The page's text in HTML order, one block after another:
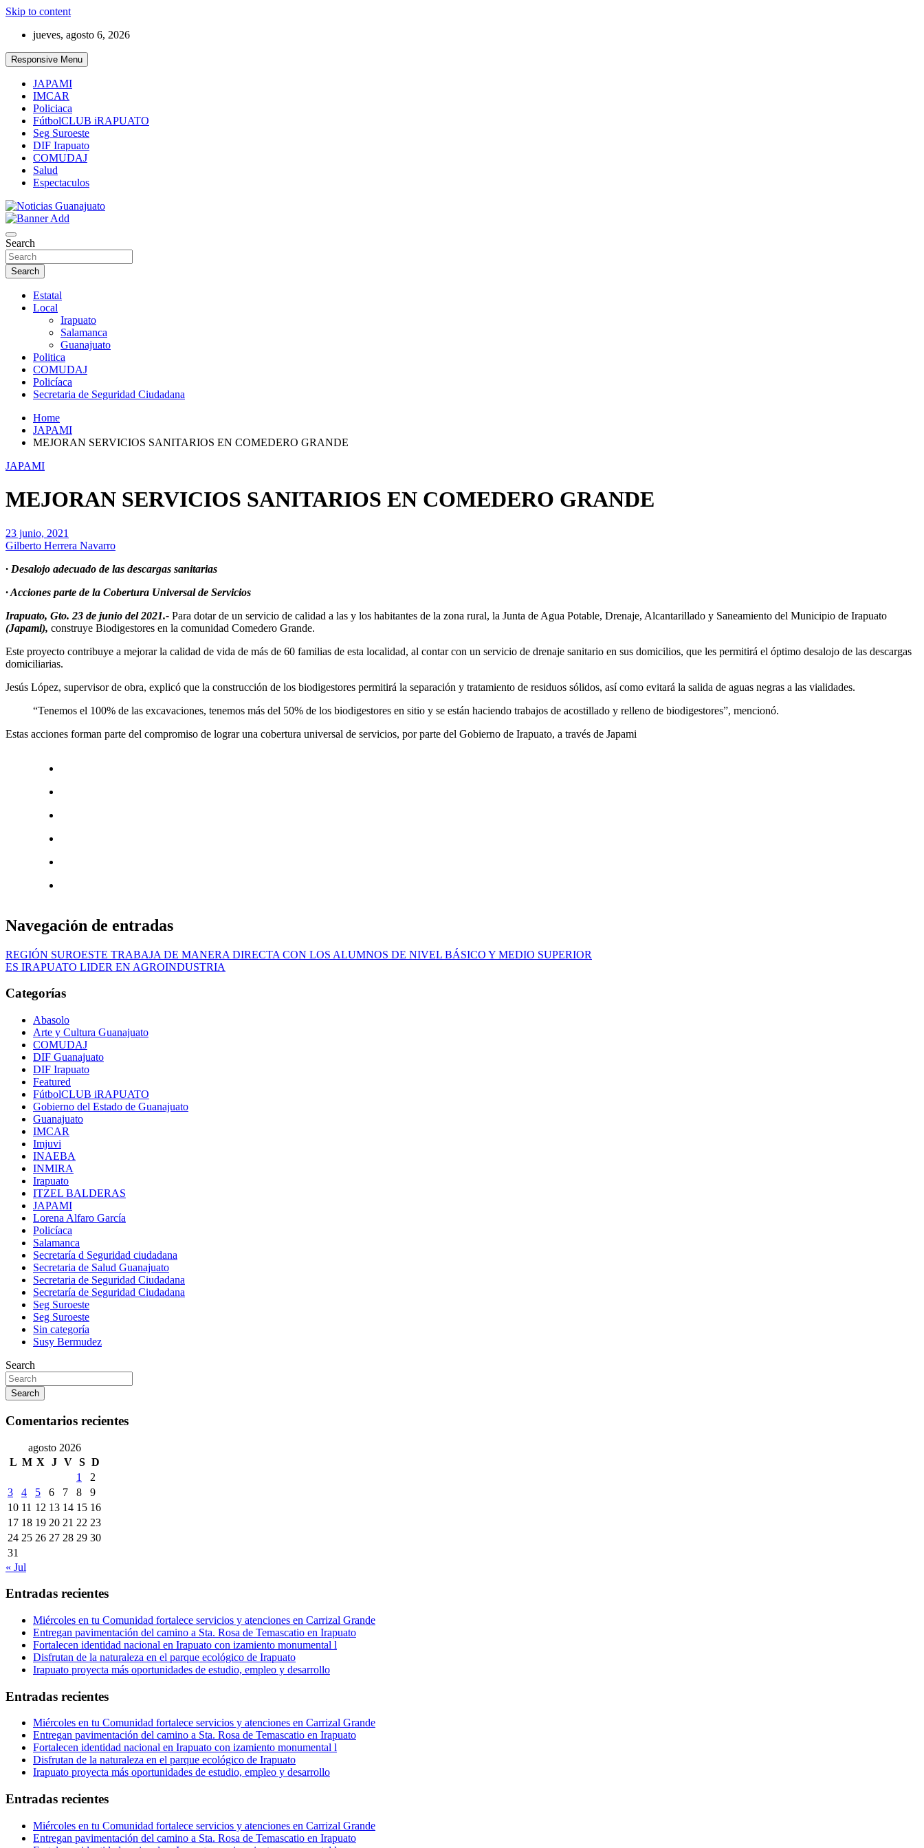
Skip to content
jueves, agosto 6, 2026
Responsive Menu
JAPAMI
IMCAR
Policiaca
FútbolCLUB iRAPUATO
Seg Suroeste
DIF Irapuato
COMUDAJ
Salud
Espectaculos
Noticias Guanajuato
Search
Search
Estatal
Local
Irapuato
Salamanca
Guanajuato
Politica
COMUDAJ
Policíaca
Secretaria de Seguridad Ciudadana
Home
JAPAMI
MEJORAN SERVICIOS SANITARIOS EN COMEDERO GRANDE
JAPAMI
MEJORAN SERVICIOS SANITARIOS EN COMEDERO GRANDE
23 junio, 2021
Gilberto Herrera Navarro
· Desalojo adecuado de las descargas sanitarias
· Acciones parte de la Cobertura Universal de Servicios
Irapuato, Gto. 23 de junio del 2021.- Para dotar de un servicio de calidad a las y los habitantes de la zona rural, la Junta de Agua Potable, Drenaje, Alcantarillado y Saneamiento del Municipio de Irapuato
(Japami), construye Biodigestores en la comunidad Comedero Grande.
Este proyecto contribuye a mejorar la calidad de vida de más de 60 familias de esta localidad, al contar con un servicio de drenaje sanitario en sus domicilios, que les permitirá el óptimo desalojo de las descargas
domiciliarias.
Jesús López, supervisor de obra, explicó que la construcción de los biodigestores permitirá la separación y tratamiento de residuos sólidos, así como evitará la salida de aguas negras a las vialidades.
“Tenemos el 100% de las excavaciones, tenemos más del 50% de los biodigestores en sitio y se están haciendo trabajos de acostillado y relleno de biodigestores”, mencionó.
Estas acciones forman parte del compromiso de lograr una cobertura universal de servicios, por parte del Gobierno de Irapuato, a través de Japami
Navegación de entradas
REGIÓN SUROESTE TRABAJA DE MANERA DIRECTA CON LOS ALUMNOS DE NIVEL BÁSICO Y MEDIO SUPERIOR
ES IRAPUATO LIDER EN AGROINDUSTRIA
Categorías
Abasolo
Arte y Cultura Guanajuato
COMUDAJ
DIF Guanajuato
DIF Irapuato
Featured
FútbolCLUB iRAPUATO
Gobierno del Estado de Guanajuato
Guanajuato
IMCAR
Imjuvi
INAEBA
INMIRA
Irapuato
ITZEL BALDERAS
JAPAMI
Lorena Alfaro García
Policíaca
Salamanca
Secretaría d Seguridad ciudadana
Secretaria de Salud Guanajuato
Secretaria de Seguridad Ciudadana
Secretaría de Seguridad Ciudadana
Seg Suroeste
Seg Suroeste
Sin categoría
Susy Bermudez
Search
Search
Comentarios recientes
agosto 2026
L M X J V S D
1
2
3
4 5 6 7 8
9
10 11 12 13 14 15 16
17 18 19 20 21 22 23
24 25 26 27 28 29 30
31
« Jul
Entradas recientes
Miércoles en tu Comunidad fortalece servicios y atenciones en Carrizal Grande
Entregan pavimentación del camino a Sta. Rosa de Temascatio en Irapuato
Fortalecen identidad nacional en Irapuato con izamiento monumental l
Disfrutan de la naturaleza en el parque ecológico de Irapuato
Irapuato proyecta más oportunidades de estudio, empleo y desarrollo
Entradas recientes
Miércoles en tu Comunidad fortalece servicios y atenciones en Carrizal Grande
Entregan pavimentación del camino a Sta. Rosa de Temascatio en Irapuato
Fortalecen identidad nacional en Irapuato con izamiento monumental l
Disfrutan de la naturaleza en el parque ecológico de Irapuato
Irapuato proyecta más oportunidades de estudio, empleo y desarrollo
Entradas recientes
Miércoles en tu Comunidad fortalece servicios y atenciones en Carrizal Grande
Entregan pavimentación del camino a Sta. Rosa de Temascatio en Irapuato